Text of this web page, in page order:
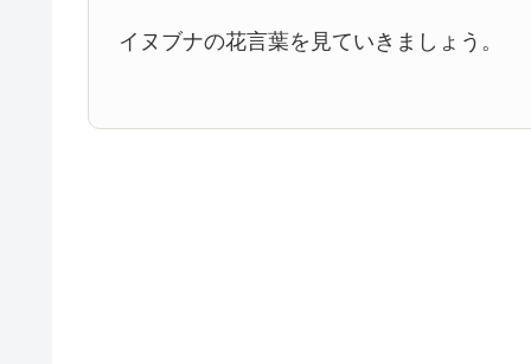
イヌブナの花言葉を見ていきましょう。